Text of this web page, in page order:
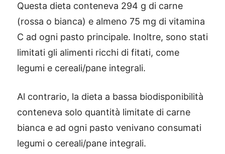
Questa dieta conteneva 294 g di carne
(rossa o bianca) e almeno 75 mg di vitamina
C ad ogni pasto principale. Inoltre, sono stati
limitati gli alimenti ricchi di fitati, come
legumi e cereali/pane integrali.
Al contrario, la dieta a bassa biodisponibilità
conteneva solo quantità limitate di carne
bianca e ad ogni pasto venivano consumati
legumi o cereali/pane integrali.